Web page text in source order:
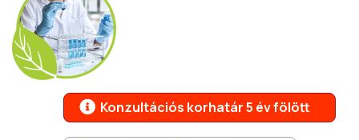
Konzultációs korhatár 5 év fölött